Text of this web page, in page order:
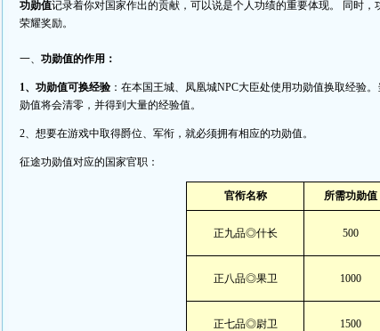
功勋值记录着你对国家作出的贡献，可以说是个人功绩的重要体现。 同时
荣耀奖励。
一、 功勋值的作用：
1、功勋值可换经验：在本国王城、凤凰城NPC大臣处使用功勋值换取经验
勋值将会清零，并得到大量的经验值。
2、想要在游戏中取得爵位、军衔，就必须拥有相应的功勋值。
征途功勋值对应的国家官职：
官衔名称 所需功勋值
正九品◎什长 500
正八品◎果卫 1000
正七品◎尉卫 1500